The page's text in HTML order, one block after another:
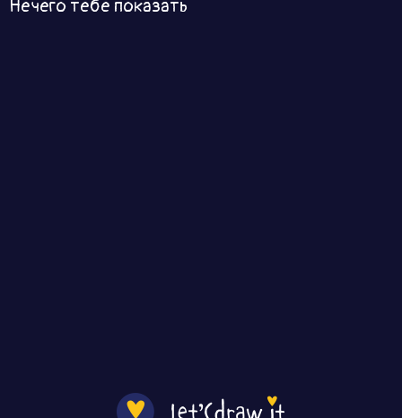
Нечего тебе показать